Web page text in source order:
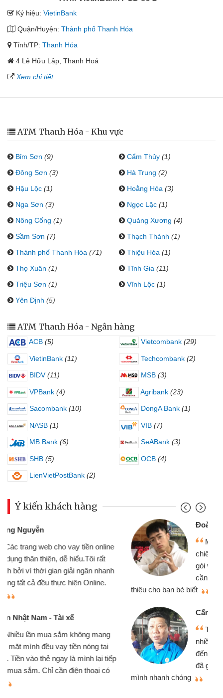
Ký hiệu: VietinBank
Quận/Huyện: Thành phố Thanh Hóa
Tỉnh/TP: Thanh Hóa
4 Lê Hữu Lập, Thanh Hoá
Xem chi tiết
ATM Thanh Hóa - Khu vực
Bỉm Sơn (9) Cẩm Thủy (1)
Đông Sơn (3) Hà Trung (2)
Hậu Lộc (1) Hoằng Hóa (3)
Nga Sơn (3) Ngọc Lặc (1)
Nông Cống (1) Quảng Xương (4)
Sầm Sơn (7) Thạch Thành (1)
Thành phố Thanh Hóa (71) Thiệu Hóa (1)
Thọ Xuân (1) Tĩnh Gia (11)
Triệu Sơn (1) Vĩnh Lộc (1)
Yên Định (5)
ATM Thanh Hóa - Ngân hàng
ACB (5) Vietcombank (29)
VietinBank (11) Techcombank (2)
BIDV (11) MSB (3)
VPBank (4) Agribank (23)
Sacombank (10) DongA Bank (1)
NASB (1) VIB (7)
MB Bank (6) SeABank (3)
SHB (5) OCB (4)
LienVietPostBank (2)
Ý kiến khách hàng
Mình cần tiền gấp nên định cầm cố
chiếc xe wave nhưng thật may đã có
gói vay tiền bằng CMND online không
cần gặp mặt nên rất tiện lợi, sẽ giới
thiệu cho bạn bè biết
Cấn Văn Lực - Tạp hóa
Tôi kinh doanh buôn bán nhỏ lẻ
nhiều lúc cần vốn nhập hàng, nhờ biết
đến website qua bạn bè giới thiệu tôi
đã giải quyết được công việc của